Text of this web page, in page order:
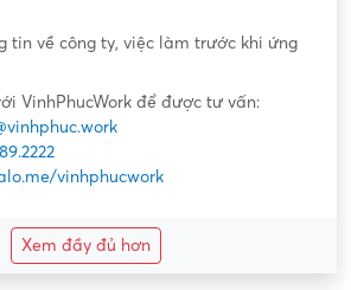
tin về công ty, việc làm trước khi ứng
VinhPhucWork để được tư vấn:
vinhphucwork
Xem đầy đủ hơn